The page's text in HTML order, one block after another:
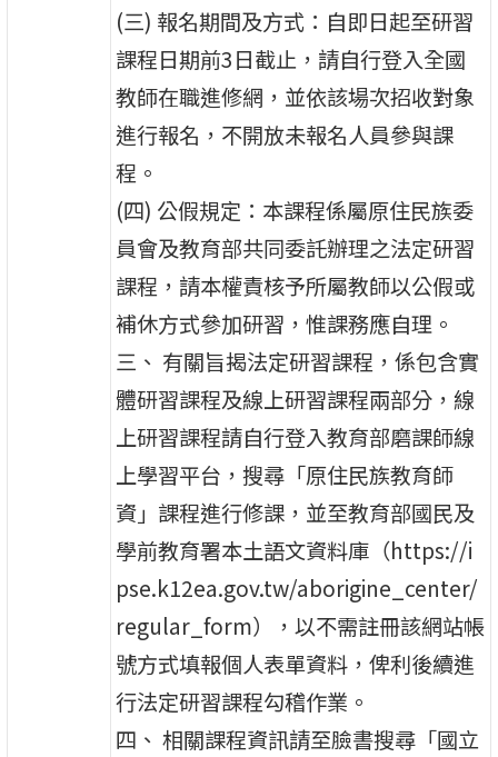
(三) 報名期間及方式：自即日起至研習
課程日期前3日截止，請自行登入全國
教師在職進修網，並依該場次招收對象
進行報名，不開放未報名人員參與課
程。
(四) 公假規定：本課程係屬原住民族委
員會及教育部共同委託辦理之法定研習
課程，請本權責核予所屬教師以公假或
補休方式參加研習，惟課務應自理。
三、 有關旨揭法定研習課程，係包含實
體研習課程及線上研習課程兩部分，線
上研習課程請自行登入教育部磨課師線
上學習平台，搜尋「原住民族教育師
資」課程進行修課，並至教育部國民及
學前教育署本土語文資料庫（https://i
pse.k12ea.gov.tw/aborigine_center/
regular_form），以不需註冊該網站帳
號方式填報個人表單資料，俾利後續進
行法定研習課程勾稽作業。
四、 相關課程資訊請至臉書搜尋「國立